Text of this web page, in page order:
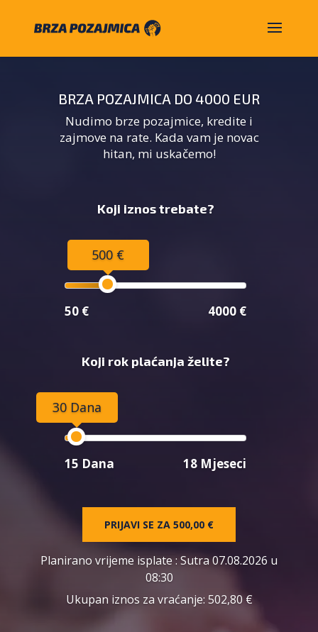
BRZA POZAJMICA DO 4000 EUR
Nudimo brze pozajmice, kredite i
zajmove na rate. Kada vam je novac
hitan, mi uskačemo!
Koji iznos trebate?
500 €
50 € 4000 €
Koji rok plaćanja želite?
30 Dana
15 Dana 18 Mjeseci
PRIJAVI SE ZA 500,00 €
Planirano vrijeme isplate: Sutra 07.08.2026 u
08:30
Ukupan iznos za vraćanje: 502,80 €